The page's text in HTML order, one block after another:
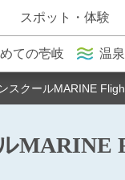
スポット・体験
ての壱岐 温泉
スクールMARINE
MARINE